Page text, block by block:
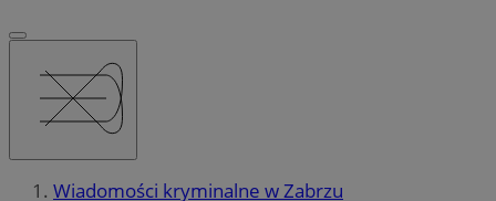
Wiadomości kryminalne w Zabrzu